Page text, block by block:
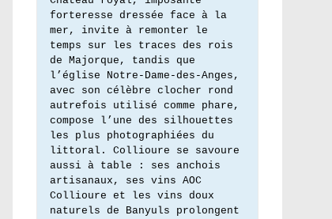
forteresse dressée face à la
mer, invite à remonter le
temps sur les traces des rois
de Majorque, tandis que
l’église Notre-Dame-des-Anges,
avec son célèbre clocher rond
autrefois utilisé comme phare,
compose l’une des silhouettes
les plus photographiées du
littoral. Collioure se savoure
aussi à table : ses anchois
artisanaux, ses vins AOC
Collioure et les vins doux
naturels de Banyuls prolongent